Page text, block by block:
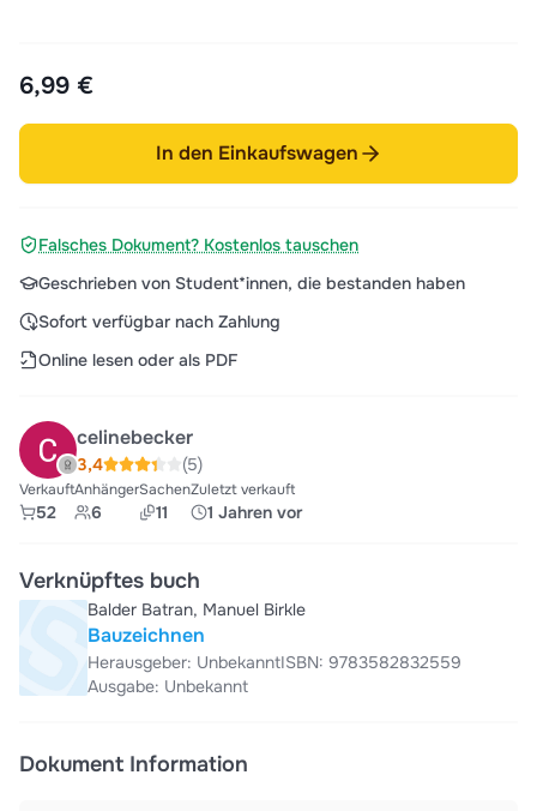
6,99 €
In den Einkaufswagen
Falsches Dokument? Kostenlos tauschen
Geschrieben von Student*innen, die bestanden haben
Sofort verfügbar nach Zahlung
Online lesen oder als PDF
celinebecker
3,4 (5)
Verkauft
52
Anhänger
6
Sachen
11
Zuletzt verkauft
1 Jahren vor
Verknüpftes buch
Balder Batran, Manuel Birkle
Bauzeichnen
Herausgeber: UnbekanntISBN: 9783582832559
Ausgabe: Unbekannt
Dokument Information